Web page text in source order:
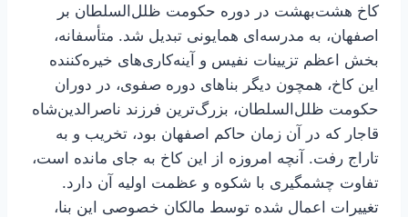
کاخ هشت‌بهشت در دوره حکومت ظلل‌السلطان بر
اصفهان، به مدرسه‌ای همایونی تبدیل شد. متأسفانه،
بخش اعظم تزیینات نفیس و آینه‌کاری‌های خیره‌کننده
این کاخ، همچون دیگر بناهای دوره صفوی، در دوران
حکومت ظلل‌السلطان، بزرگ‌ترین فرزند ناصرالدین‌شاه
قاجار که در آن زمان حاکم اصفهان بود، تخریب و به
تاراج رفت. آنچه امروزه از این کاخ به جای مانده است،
تفاوت چشمگیری با شکوه و عظمت اولیه آن دارد.
تغییرات اعمال شده توسط مالکان خصوصی این بنا،